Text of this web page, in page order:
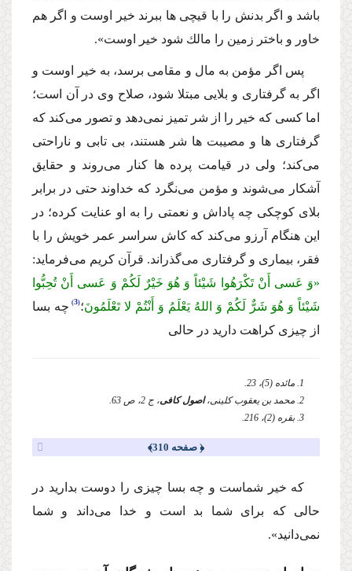
باشد و اگر بدنش را با قیچى ها ببرند خیر اوست و اگر هم
خاور و باختر زمین را مالك شود خیر اوست».
پس اگر مؤمن به مال و مقامى برسد، به خیر اوست و
اگر به گرفتارى و بلایى مبتلا شود، صلاح وى در آن است؛
اما كسى كه خیر را از شر تمیز نمى‌دهد و تصور مى‌كند كه
گرفتارى ها و مصیبت ها شر هستند، بى تابى و ناراحتى
مى‌كند؛ ولى در قیامت پرده ها كنار مى‌روند و حقایق
آشكار مى‌شوند و مؤمن مى‌نگرد كه خداوند حتى در برابر
بلاى كوچكى چه پاداش و نعمتى را به او عنایت كرده؛ در
این هنگام آرزو مى‌كند كه كاش سراسر عمر خویش را با
فقر، بیمارى و گرفتارى مى‌گذراند. قرآن كریم مى‌فرماید:
«وَ عَسى أَنْ تَكْرَهُوا شَیْئاً وَ هُوَ خَیْرٌ لَكُمْ وَ عَسى أَنْ تُحِبُّوا
شَیْئاً وَ هُوَ شَرٌّ لَكُمْ وَ اللهُ یَعْلَمُ وَ أَنْتُمْ لا تَعْلَمُونَ؛ 3
چه بسا
از چیزى كراهت دارید در حالى
1. مائده (5)، 23.
2. محمد بن یعقوب كلینى،
اصول كافى، ج 2، ص 63.
3. بقره (2)، 216.
﴿ صفحه 310﴾
كه خیر شماست و چه بسا چیزى را دوست بدارید در
حالى كه براى شما بد است و خدا مى‌داند و شما
نمى‌دانید».